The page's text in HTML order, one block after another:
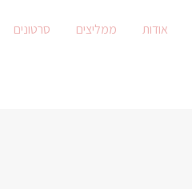
אודות ממליצים סרטונים